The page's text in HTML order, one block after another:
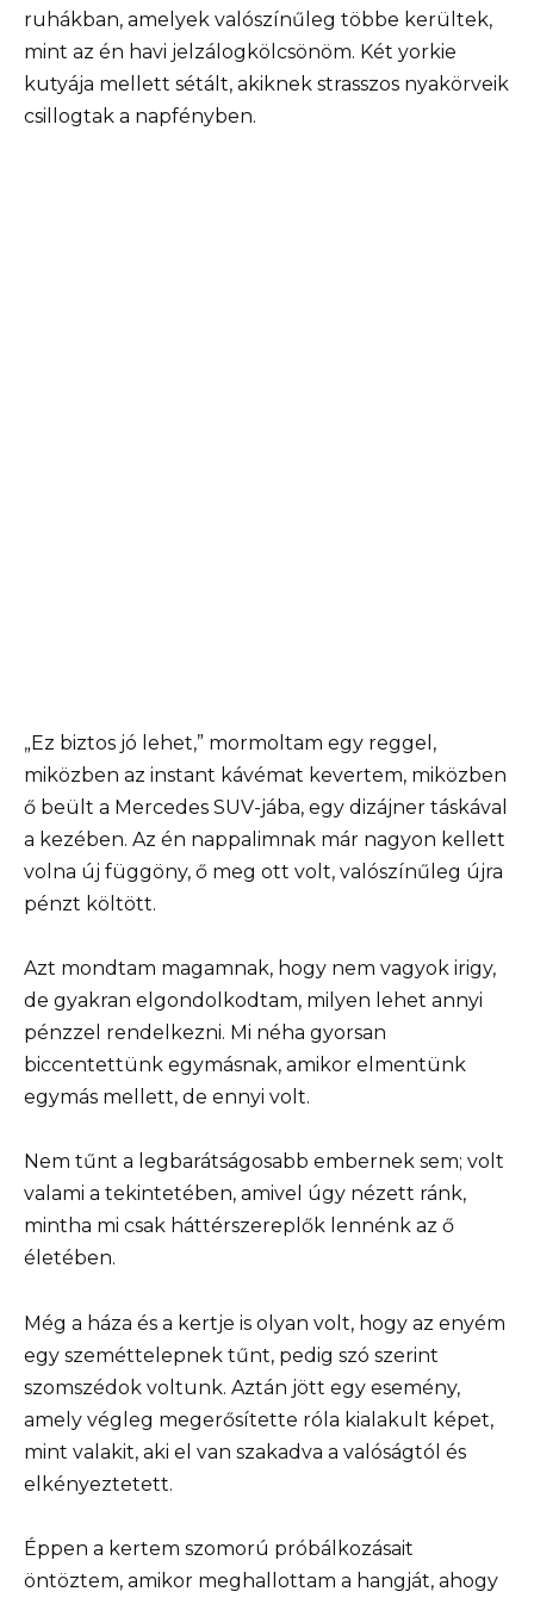
ruhákban, amelyek valószínűleg többe kerültek,
mint az én havi jelzálogkölcsönöm. Két yorkie
kutyája mellett sétált, akiknek strasszos nyakörveik
csillogtak a napfényben.
„Ez biztos jó lehet,” mormoltam egy reggel,
miközben az instant kávémat kevertem, miközben
ő beült a Mercedes SUV-jába, egy dizájner táskával
a kezében. Az én nappalimnak már nagyon kellett
volna új függöny, ő meg ott volt, valószínűleg újra
pénzt költött.
Azt mondtam magamnak, hogy nem vagyok irigy,
de gyakran elgondolkodtam, milyen lehet annyi
pénzzel rendelkezni. Mi néha gyorsan
biccentettünk egymásnak, amikor elmentünk
egymás mellett, de ennyi volt.
Nem tűnt a legbarátságosabb embernek sem; volt
valami a tekintetében, amivel úgy nézett ránk,
mintha mi csak háttérszereplők lennénk az ő
életében.
Még a háza és a kertje is olyan volt, hogy az enyém
egy szeméttelepnek tűnt, pedig szó szerint
szomszédok voltunk. Aztán jött egy esemény,
amely végleg megerősítette róla kialakult képet,
mint valakit, aki el van szakadva a valóságtól és
elkényeztetett.
Éppen a kertem szomorú próbálkozásait
öntöztem, amikor meghallottam a hangját, ahogy